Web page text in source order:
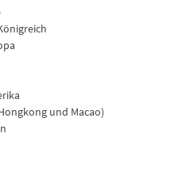
und Macao)